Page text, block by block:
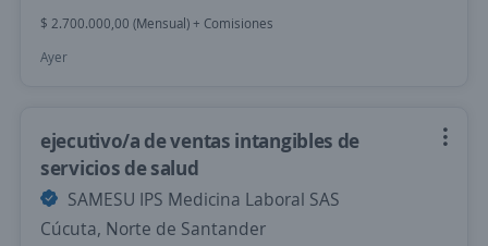
$ 2.700.000,00 (Mensual) + Comisiones
Ayer
ejecutivo/a de ventas intangibles de
servicios de salud
SAMESU IPS Medicina Laboral SAS
Cúcuta, Norte de Santander